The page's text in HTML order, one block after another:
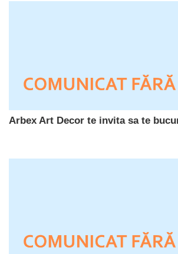
Arbex Art Decor te invita sa te